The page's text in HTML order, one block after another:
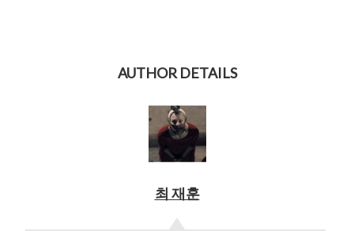
AUTHOR DETAILS
최 재훈